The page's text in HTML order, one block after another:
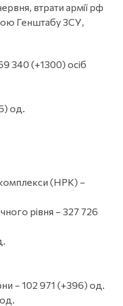
втрати армії рф
Генштабу ЗСУ,
340 (+1300) осіб
од.
комплекси (НРК) –
рівня – 327 726
– 102 971 (+396) од.